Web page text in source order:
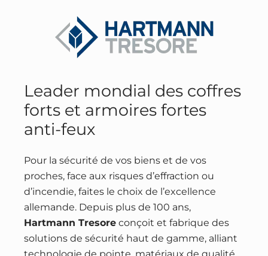
Leader mondial des coffres
forts et armoires fortes
anti-feux
Pour la sécurité de vos biens et de vos
proches, face aux risques d’effraction ou
d’incendie, faites le choix de l’excellence
allemande. Depuis plus de 100 ans,
Hartmann Tresoreconçoit et fabrique des
solutions de sécurité haut de gamme, alliant